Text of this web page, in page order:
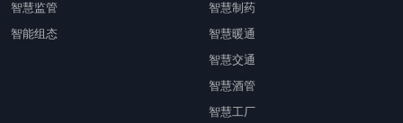
智慧监管
智能组态
智慧制药
智慧暖通
智慧交通
智慧酒管
智慧工厂